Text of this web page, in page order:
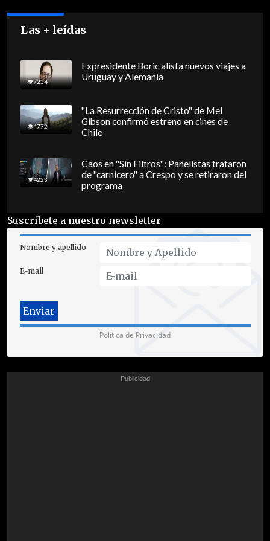
Las + leídas
7234
Expresidente Boric alista nuevos viajes a
Uruguay y Alemania
4772
"La Resurrección de Cristo" de Mel
Gibson confirmó estreno en cines de
Chile
4223
Caos en "Sin Filtros": Panelistas trataron
de "carnicero" a Crespo y se retiraron del
programa
Suscríbete a nuestro newsletter
Nombre y apellido
E-mail
Política de Privacidad